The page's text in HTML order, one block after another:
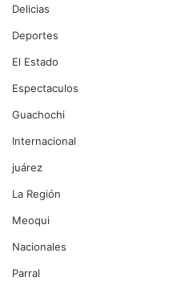
Delicias
Deportes
El Estado
Espectaculos
Guachochi
Internacional
juárez
La Región
Meoqui
Nacionales
Parral